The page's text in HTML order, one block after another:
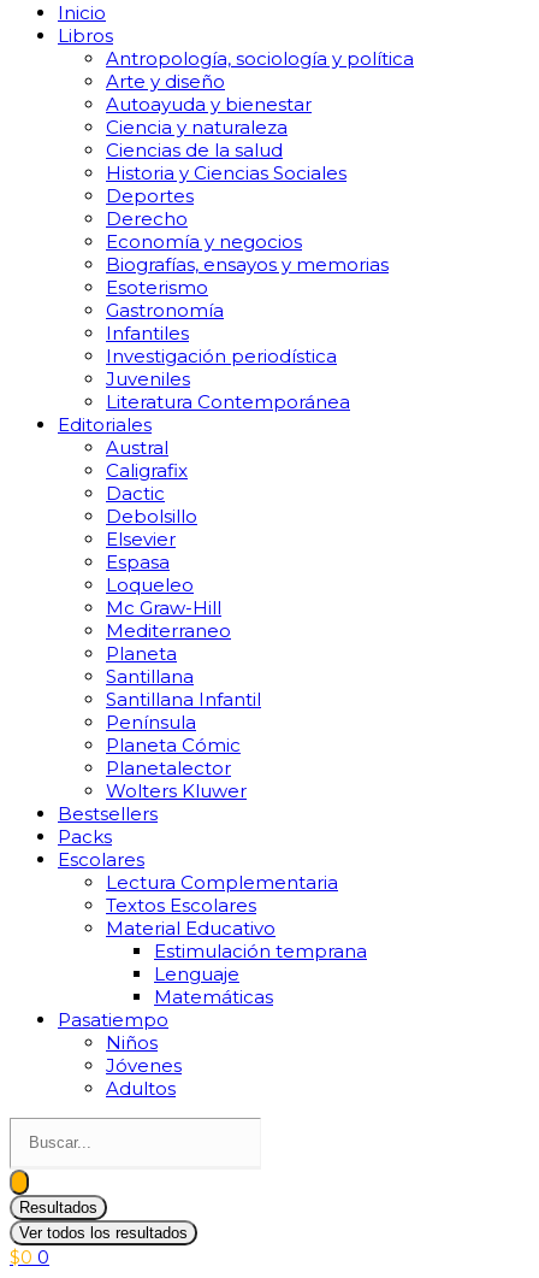
Inicio
Libros
Antropología, sociología y política
Arte y diseño
Autoayuda y bienestar
Ciencia y naturaleza
Ciencias de la salud
Historia y Ciencias Sociales
Deportes
Derecho
Economía y negocios
Biografías, ensayos y memorias
Esoterismo
Gastronomía
Infantiles
Investigación periodística
Juveniles
Literatura Contemporánea
Editoriales
Austral
Caligrafix
Dactic
Debolsillo
Elsevier
Espasa
Loqueleo
Mc Graw-Hill
Mediterraneo
Planeta
Santillana
Santillana Infantil
Península
Planeta Cómic
Planetalector
Wolters Kluwer
Bestsellers
Packs
Escolares
Lectura Complementaria
Textos Escolares
Material Educativo
Estimulación temprana
Lenguaje
Matemáticas
Pasatiempo
Niños
Jóvenes
Adultos
Resultados
Ver todos los resultados
$0 0